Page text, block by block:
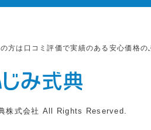
方は口コミ評価で実績のある安心価格の
株式会社 All Rights Reserved.